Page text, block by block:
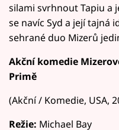
silami svrhnout Tapiu a
se navíc Syd a její tajná
sehrané duo Mizerů
Akční komedie
Primě
(Akční / Komedie, USA,
Režie: Michael Bay